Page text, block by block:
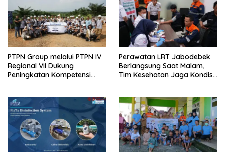
PTPN Group melalui PTPN IV
Regional VII Dukung
Peningkatan Kompetensi
Way Kanan
Perawatan LRT Jabodebek
Berlangsung Saat Malam,
Tim Kesehatan Jaga Kondisi